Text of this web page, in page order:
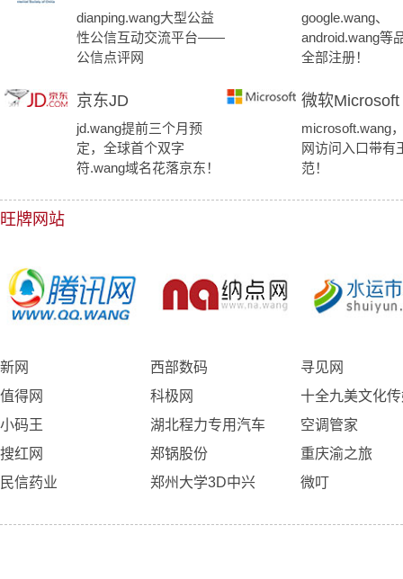
dianping.wang大型公益
性公信互动交流平台——
公信点评网
google.wang、
android.wang等
全部注册！
京东JD
jd.wang提前三个月预
定，全球首个双字
符.wang域名花落京东！
微软Microsoft
microsoft.wang
网访问入口带有
范！
旺牌网站
新网 西部数码
寻见网
值得网
科极网
十全九美文化
小码王
湖北程力专用汽车
空调管家
搜红网
郑锅股份
重庆渝之旅
民信药业
郑州大学3D中兴 微叮